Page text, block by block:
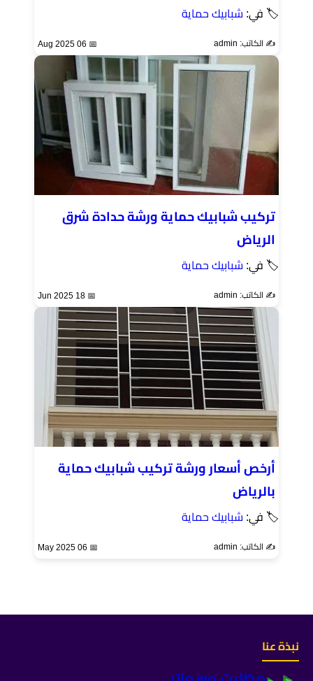
🏷 في: شبابيك حماية
✍️ الكاتب: admin 📅 06 Aug 2025
تركيب شبابيك حماية ورشة حدادة شرق
الرياض
🏷 في: شبابيك حماية
✍️ الكاتب: admin 📅 18 Jun 2025
أرخص أسعار ورشة تركيب شبابيك حماية
بالرياض
🏷 في: شبابيك حماية
✍️ الكاتب: admin 📅 06 May 2025
نبذة عنا